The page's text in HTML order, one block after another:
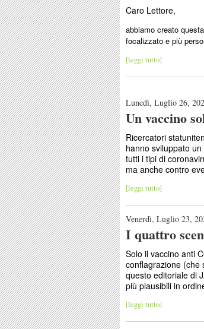
Caro Lettore,
abbiamo creato
focalizzato e più
[leggi tutto]
Lunedì, Luglio 26,
Un vaccino
Ricercatori
hanno sviluppato
tutti i tipi di
ma anche contro
[leggi tutto]
Venerdì, Luglio 23,
I quattro
Solo il vaccino anti
conflagrazione (che
questo editoriale di
più plausibili in
[leggi tutto]